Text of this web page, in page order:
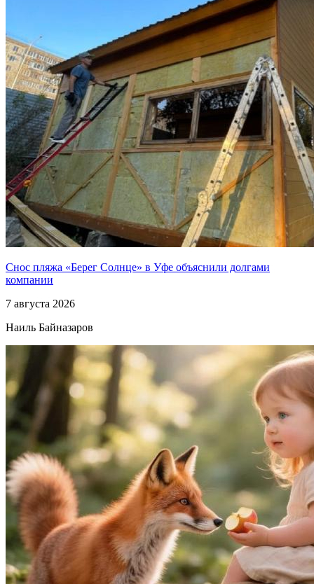
Снос пляжа «Берег Солнце» в Уфе объяснили долгами
компании
7 августа 2026
Наиль Байназаров